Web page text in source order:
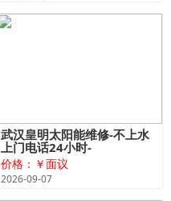
武汉皇明太阳能维修-不上水
上门电话24小时-
价格：￥面议
2026-09-07